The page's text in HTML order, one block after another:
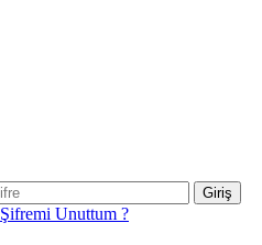
Giriş
Şifremi Unuttum ?